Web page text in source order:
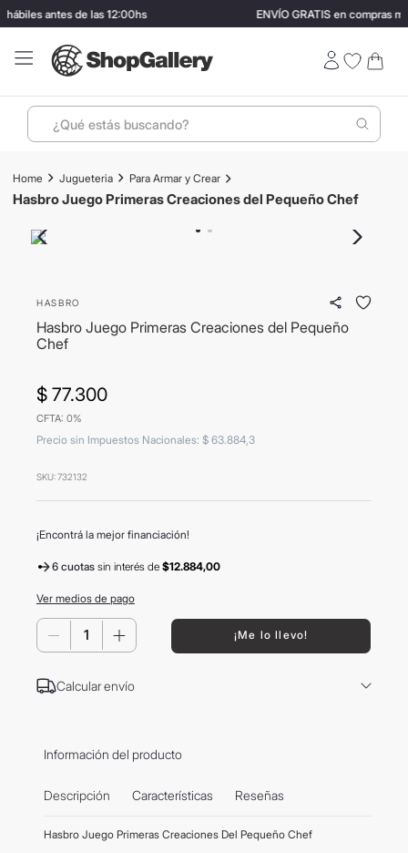
antes de las 12:00hs ENVÍO GRATIS en compras
¿Qué estás buscando?
Jugueteria Para Armar y Crear
Hasbro Juego Primeras Creaciones del Pequeño Chef
HASBRO
Hasbro Juego Primeras Creaciones del Pequeño
Chef
$ 77.300
CFTA: 0%
Precio sin Impuestos Nacionales: $ 63.884, 3
SKU:732132
¡Encontrá la mejor financiación!
6 cuotas sin interésde $12.884,00
Ver medios de pago
＋
－ ¡Me lo llevo!
Calcular envío
Información del producto
Descripción Características Reseñas
Hasbro Juego Primeras Creaciones Del Pequeño Chef
1 perfumes
5. bressia
7. carolina herrera
8 .
10. tom ford